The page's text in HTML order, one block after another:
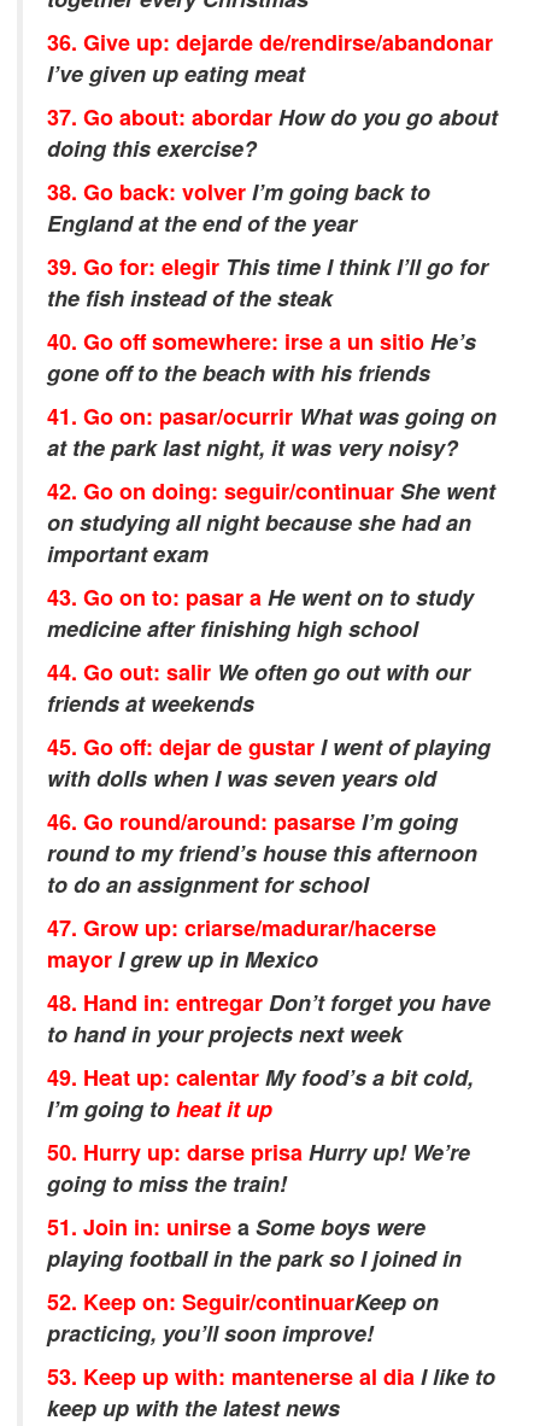
36. Give up: dejarde de/rendirse/abandonar
I’ve given up eating meat
37. Go about: abordarHow do you go about
doing this exercise?
38. Go back: volverI’m going back to
England at the end of the year
39. Go for: elegir This time I think I’ll go for
the fish instead of the steak
40. Go off somewhere: irse a un sitioHe’s
gone off to the beach with his friends
41. Go on: pasar/ocurrir What was going on
at the park last night, it was very noisy?
42. Go on doing: seguir/continuarShe went
on studying all night because she had an
important exam
43. Go on to: pasar aHe went on to study
medicine after finishing high school
44. Go out: salir We often go out with our
friends at weekends
45. Go off: dejar de gustarI went of playing
with dolls when I was seven years old
46. Go round/around: pasarseI’m going
round to my friend’s house this afternoon
to do an assignment for school
47. Grow up: criarse/madurar/hacerse
mayorI grew up in Mexico
48. Hand in: entregarDon’t forget you have
to hand in your projects next week
49. Heat up: calentarMy food’s a bit cold,
I’m going toheat it up
50. Hurry up: darse prisaHurry up! We’re
going to miss the train!
51. Join in: unirseaSome boys were
playing football in the park so I joined in
52. Keep on: Seguir/continuarKeep on
practicing, you’ll soon improve!
53. Keep up with: mantenerse al diaI like to
keep up with the latest news